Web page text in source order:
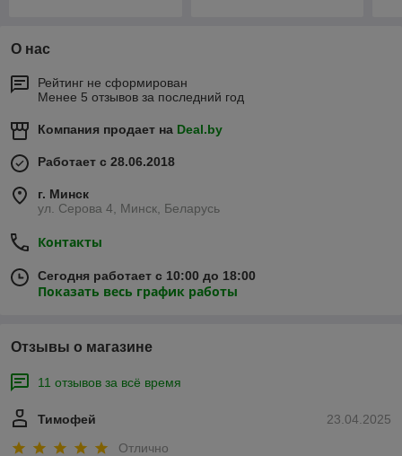
О нас
Рейтинг не сформирован
Менее 5 отзывов за последний год
Компания продает на Deal.by
Работает с 28.06.2018
г. Минск
ул. Серова 4, Минск, Беларусь
Контакты
Сегодня работает с 10:00 до 18:00
Показать весь график работы
Отзывы о магазине
11 отзывов за всё время
23.04.2025
Тимофей
Отлично